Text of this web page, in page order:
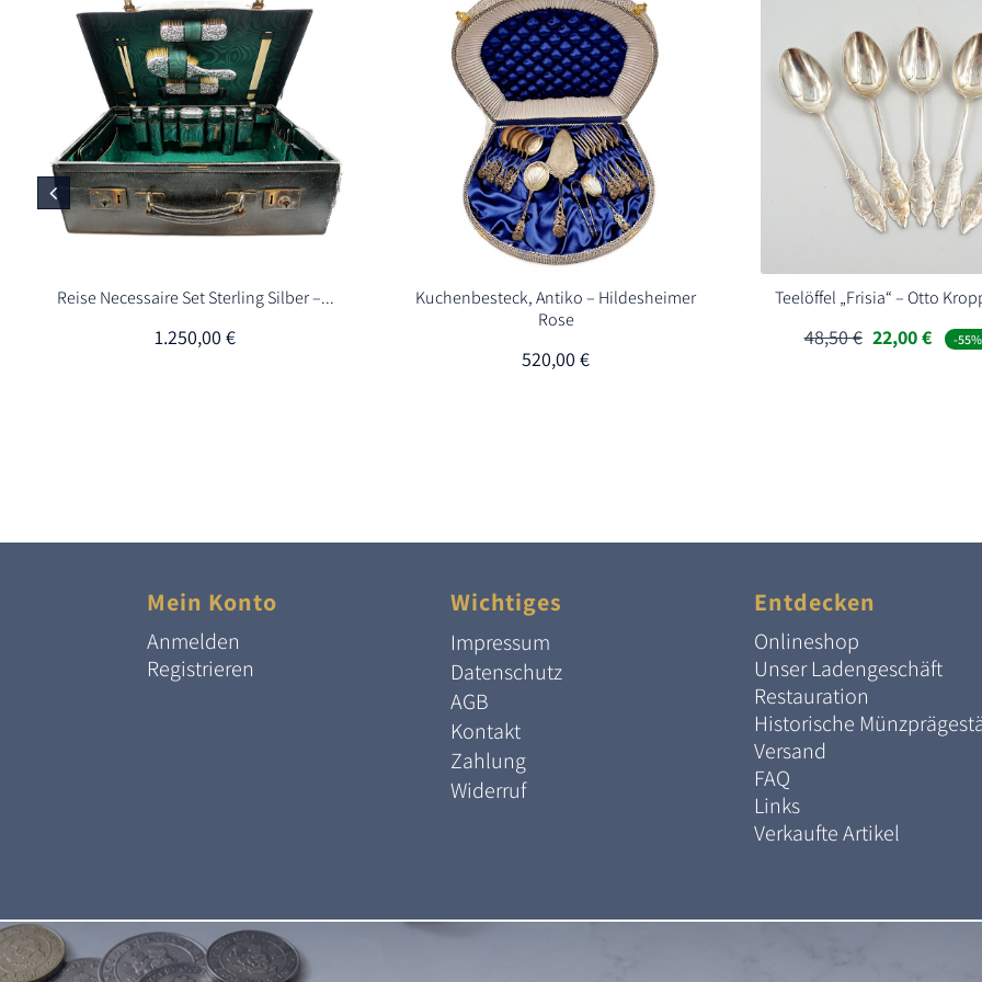
Reise Necessaire Set Sterling Silber –...
1.250,00€
Kuchenbesteck, Antiko – Hildesheimer
Rose
520,00€
Teelöffel „Frisia“ – Otto
48,50€
Preis
22,00€
Preis
-
Mein Konto
Anmelden
Registrieren
Wichtiges
Impressum
Datenschutz
AGB
Kontakt
Zahlung
Widerruf
Entdecken
Onlineshop
Unser Ladengeschäft
Restauration
Historische
Versand
FAQ
Links
Verkaufte Artikel